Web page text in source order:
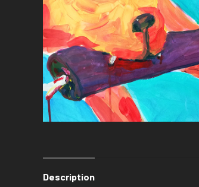
Description